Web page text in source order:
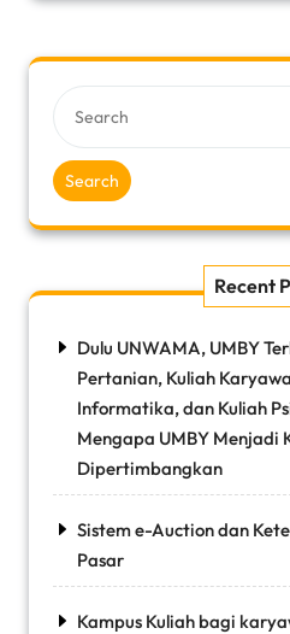
Search
Recent
Dulu UNWAMA, UMBY
Pertanian, Kuliah
Informatika, dan Kuliah
Mengapa UMBY Menjadi
Dipertimbangkan
Sistem e-Auction dan
Pasar
Kampus Kuliah bagi